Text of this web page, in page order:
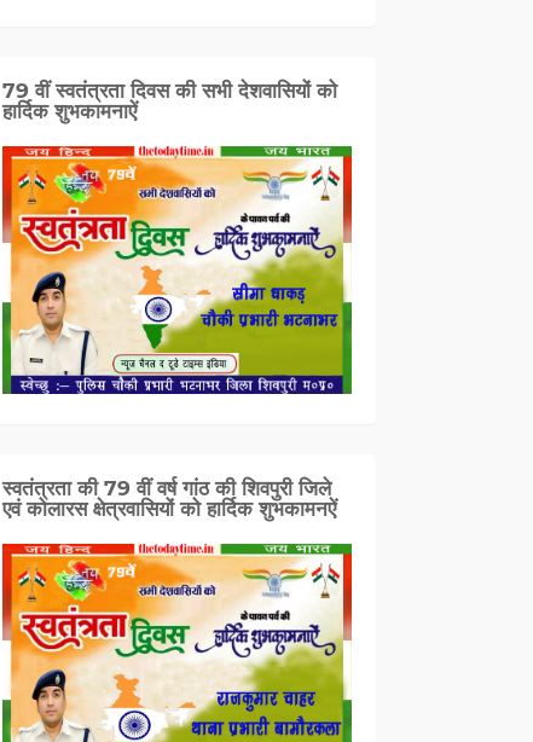
79 वीं स्वतंत्रता दिवस की सभी देशवासियों को
हार्दिक शुभकामनाऐं
स्वतंत्रता की 79 वीं वर्ष गांठ की शिवपुरी जिले
एवं कोलारस क्षेत्रवासियों को हार्दिक शुभकामनऐं